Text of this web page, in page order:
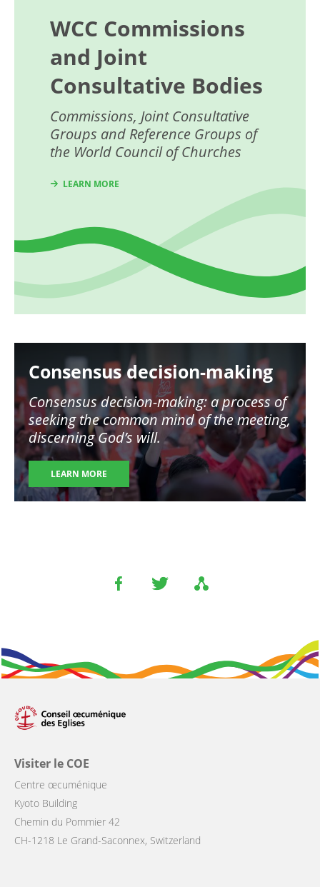
WCC Commissions
and Joint
Consultative Bodies
Commissions, Joint Consultative
Groups and Reference Groups of
the World Council of Churches
LEARN MORE
Consensus decision-making
Consensus decision-making: a process of
seeking the common mind of the meeting,
discerning God’s will.
LEARN MORE
Visiter le COE
Centre œcuménique
Kyoto Building
Chemin du Pommier 42
CH-1218 Le Grand-Saconnex, Switzerland